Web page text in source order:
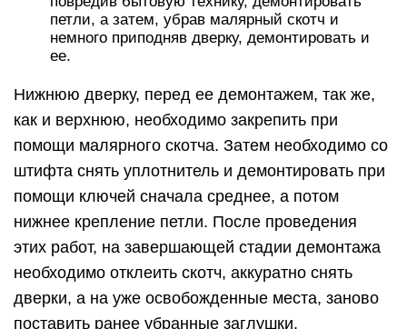
петли, а затем, убрав малярный скотч и
немного приподняв дверку, демонтировать и
ее.
Нижнюю дверку, перед ее демонтажем, так же,
как и верхнюю, необходимо закрепить при
помощи малярного скотча. Затем необходимо со
штифта снять уплотнитель и демонтировать при
помощи ключей сначала среднее, а потом
нижнее крепление петли. После проведения
этих работ, на завершающей стадии демонтажа
необходимо отклеить скотч, аккуратно снять
дверки, а на уже освобожденные места, заново
поставить ранее убранные заглушки.